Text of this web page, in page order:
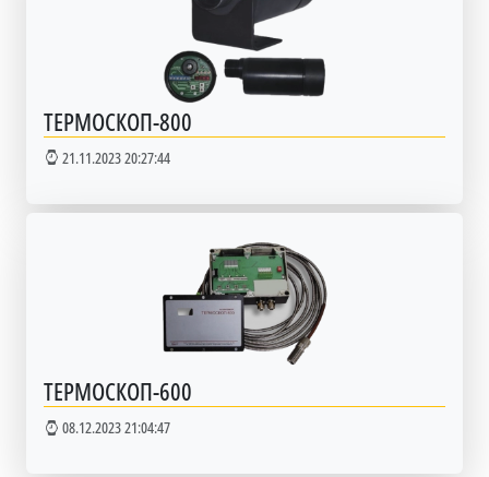
ТЕРМОСКОП-800
21.11.2023 20:27:44
ТЕРМОСКОП-600
08.12.2023 21:04:47